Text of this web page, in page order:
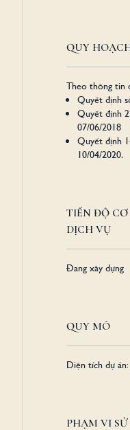
QUY
Theo thông tin
Quyết định
Quyết định
07/06/2018
Quyết định
10/04/2020.
TIẾN ĐỘ
DỊCH VỤ
Đang xây dựng
QUY MÔ
Diện tích dự án:
PHẠM VI